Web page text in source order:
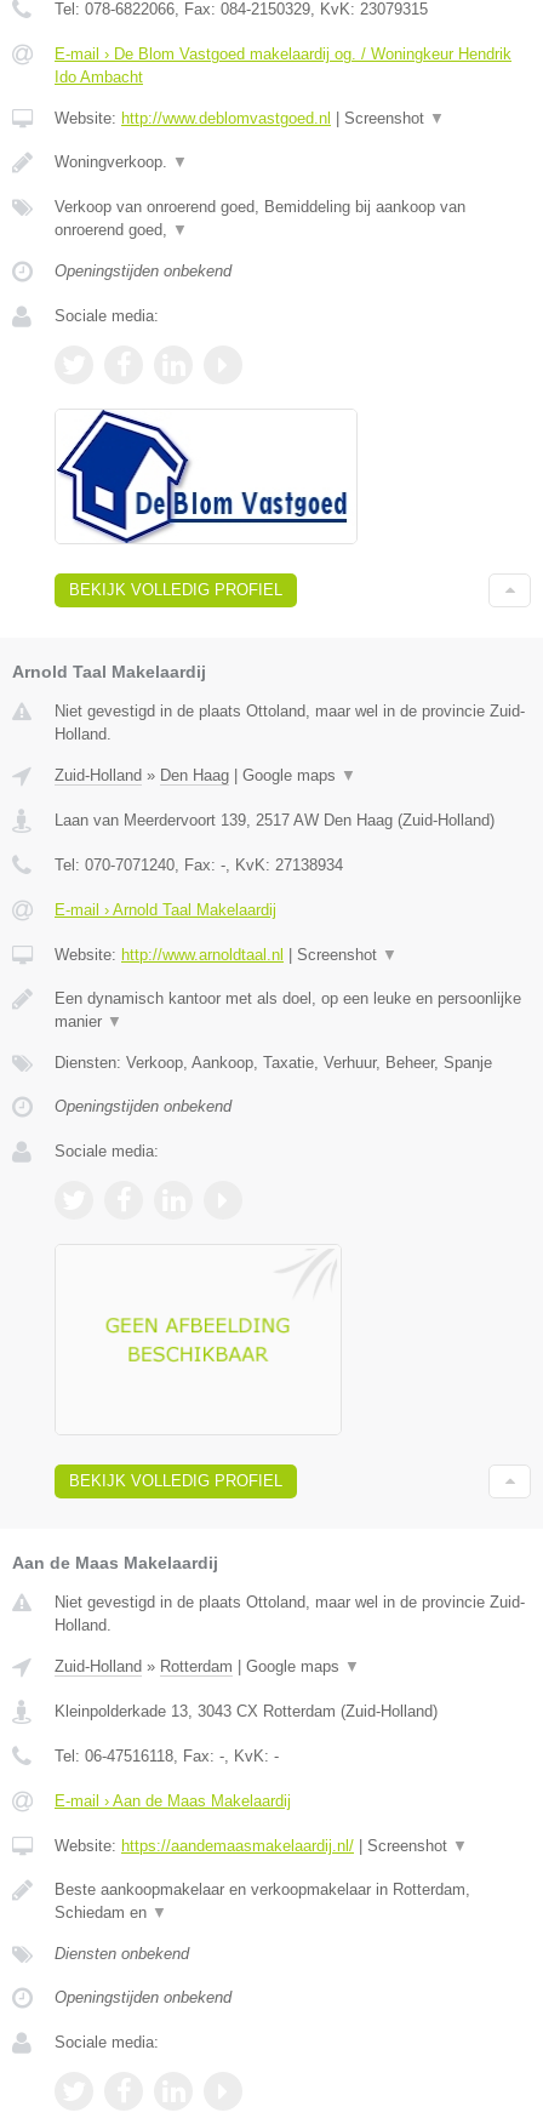
Tel: 078-6822066, Fax: 084-2150329, KvK: 23079315
E-mail › De Blom Vastgoed makelaardij og. / Woningkeur Hendrik
Ido Ambacht
Website: http://www.deblomvastgoed.nl Screenshot ▼
Woningverkoop. ▼
Verkoop van onroerend goed, Bemiddeling bij aankoop van
onroerend goed, ▼
Openingstijden onbekend
Sociale media:
BEKIJK VOLLEDIG PROFIEL
Arnold Taal Makelaardij
Niet gevestigd in de plaats Ottoland, maar wel in de provincie Zuid-
Holland.
Zuid-Holland » Den Haag | Google maps ▼
Laan van Meerdervoort 139 2517 AW Den Haag (Zuid-Holland)
Tel: 070-7071240 , Fax: - , KvK: 27138934
E-mail › Arnold Taal Makelaardij
Website: http://www.arnoldtaal.nl | Screenshot ▼
Een dynamisch kantoor met als doel, op een leuke en persoonlijke
manier ▼
Diensten: Verkoop, Aankoop, Taxatie, Verhuur, Beheer, Spanje
Openingstijden onbekend
Sociale media:
BEKIJK VOLLEDIG PROFIEL
Aan de Maas Makelaardij
Niet gevestigd in de plaats Ottoland, maar wel in de provincie Zuid-
Holland.
Zuid-Holland » Rotterdam Google maps ▼
Kleinpolderkade 13, 3043 CX Rotterdam (Zuid-Holland)
Tel: 06-47516118, Fax: -, KvK: -
E-mail › Aan de Maas Makelaardij
Website: https://aandemaasmakelaardij.nl/ Screenshot ▼
Beste aankoopmakelaar en verkoopmakelaar in Rotterdam,
Schiedam en ▼
Diensten onbekend
Openingstijden onbekend
Sociale media: